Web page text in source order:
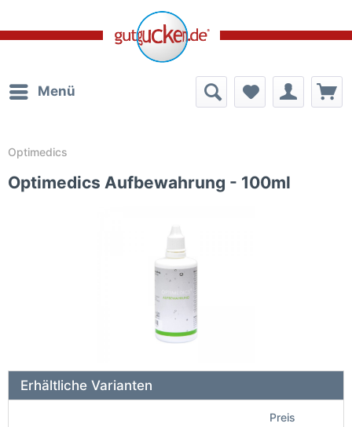
Menü
Optimedics
Optimedics Aufbewahrung - 100ml
Erhältliche Varianten
Preis